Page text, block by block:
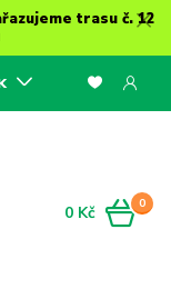
trasu č. 12
0
0 Kč